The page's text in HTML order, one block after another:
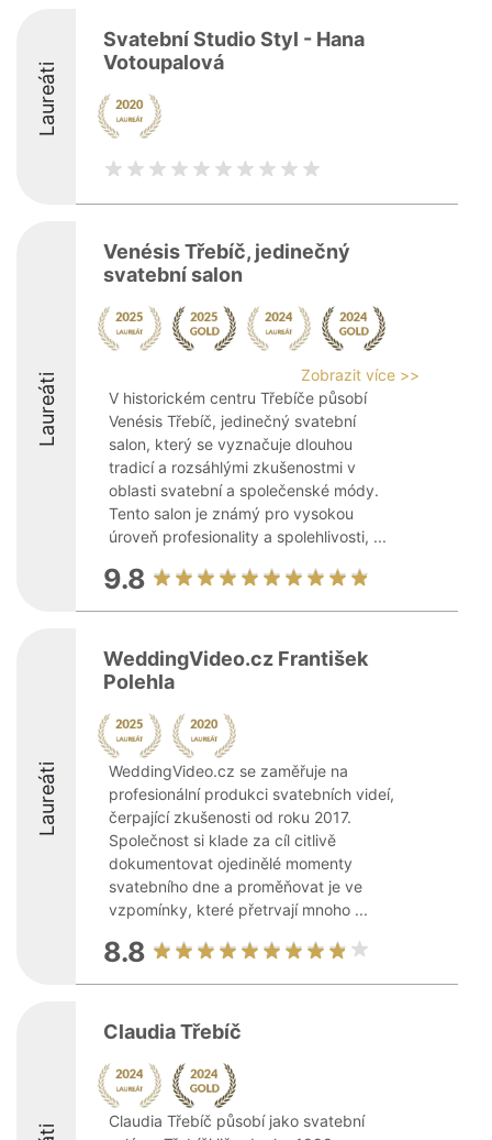
Laureáti
Svatební Studio Styl - Hana
Votoupalová
Laureáti
Venésis Třebíč, jedinečný
svatební salon
Zobrazit více >>
V historickém centru Třebíče působí
Venésis Třebíč, jedinečný svatební
salon, který se vyznačuje dlouhou
tradicí a rozsáhlými zkušenostmi v
oblasti svatební a společenské módy.
Tento salon je známý pro vysokou
úroveň profesionality a spolehlivosti, ...
9.8
Laureáti
WeddingVideo.cz František
Polehla
WeddingVideo.cz se zaměřuje na
profesionální produkci svatebních videí,
čerpající zkušenosti od roku 2017.
Společnost si klade za cíl citlivě
dokumentovat ojedinělé momenty
svatebního dne a proměňovat je ve
vzpomínky, které přetrvají mnoho ...
8.8
Claudia Třebíč
Claudia Třebíč působí jako svatební